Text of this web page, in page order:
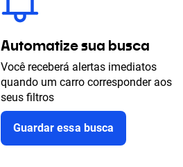
Automatize sua busca
Você receberá alertas imediatos
quando um carro corresponder aos
seus filtros
Guardar essa busca